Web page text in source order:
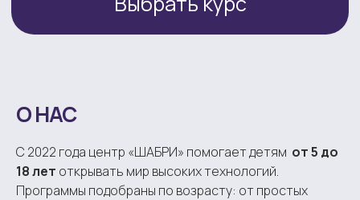
О НАС
С 2022 года центр «ШАБРИ» помогает детям от 5 до
18 лет открывать мир высоких технологий.
Программы подобраны по возрасту: от простых